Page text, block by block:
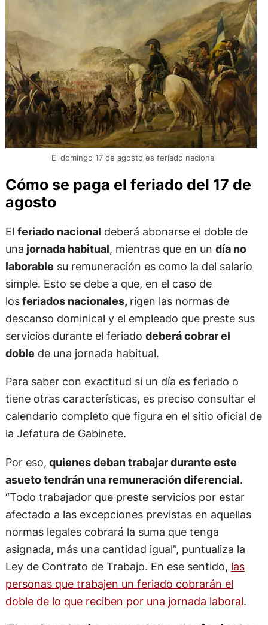
El domingo 17 de agosto es feriado nacional
Cómo se paga el feriado del 17 de
agosto
El feriado nacional deberá abonarse el doble de
una jornada habitual, mientras que en un día no
laborable su remuneración es como la del salario
simple. Esto se debe a que, en el caso de
losferiados nacionales, rigen las normas de
descanso dominical y el empleado que preste sus
servicios durante el feriado deberá cobrar el
doble de una jornada habitual.
Para saber con exactitud si un día es feriado o
tiene otras características, es preciso consultar el
calendario completo que figura en el sitio oficial de
la Jefatura de Gabinete.
Por eso, quienes deban trabajar durante este
asueto tendrán una remuneración diferencial.
“Todo trabajador que preste servicios por estar
afectado a las excepciones previstas en aquellas
normas legales cobrará la suma que tenga
asignada, más una cantidad igual”, puntualiza la
Ley de Contrato de Trabajo. En ese sentido, las
personas que trabajen un feriado cobrarán el
doble de lo que reciben por una jornada laboral.